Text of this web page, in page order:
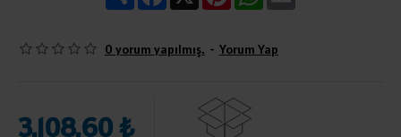
0 yorum yapılmış. - Yorum Yap
3.108,60 ₺